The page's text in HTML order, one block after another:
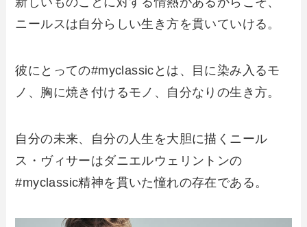
ニールスは自分らしい生き方を貫いていける。
彼にとっての#myclassicとは、目に染み入るモ
ノ、胸に焼き付けるモノ、自分なりの生き方。
自分の未来、自分の人生を大胆に描くニール
ス・ヴィサーはダニエルウェリントンの
#myclassic精神を貫いた憧れの存在である。